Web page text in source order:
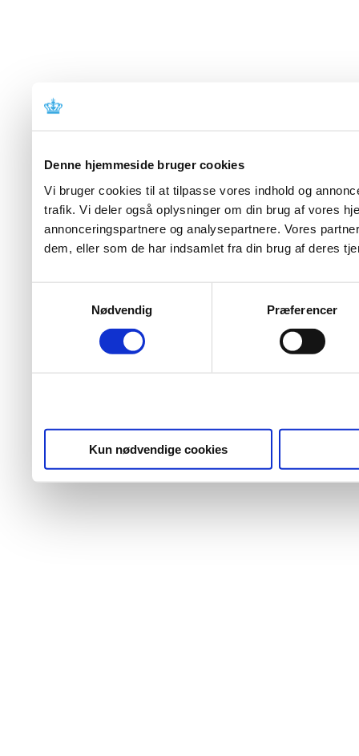
Denne hjemmeside bruger cookies
Vi bruger cookies til at tilpasse vores indhold og
trafik. Vi deler også oplysninger om din brug af vores
annonceringspartnere og analysepartnere. Vores
dem, eller som de har indsamlet fra din brug af deres
Nødvendig
Præferencer
Kun nødvendige cookies